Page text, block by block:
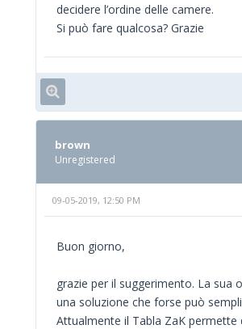
decidere l’ordine delle camere.
Si può fare qualcosa? Grazie
brown
Unregistered
09-05-2019, 12:50 PM
Buon giorno,
grazie per il suggerimento. La sua
una soluzione che forse può
Attualmente il Tabla ZaK permette